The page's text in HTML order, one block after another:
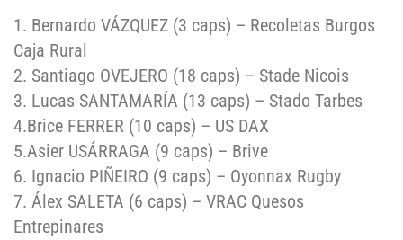
1. Bernardo VÁZQUEZ (3 caps) – Recoletas Burgos
Caja Rural
2. Santiago OVEJERO (18 caps) – Stade Nicois
3. Lucas SANTAMARÍA (13 caps) – Stado Tarbes
4.Brice FERRER (10 caps) – US DAX
5.Asier USÁRRAGA (9 caps) – Brive
6. Ignacio PIÑEIRO (9 caps) – Oyonnax Rugby
7. Álex SALETA (6 caps) – VRAC Quesos
Entrepinares